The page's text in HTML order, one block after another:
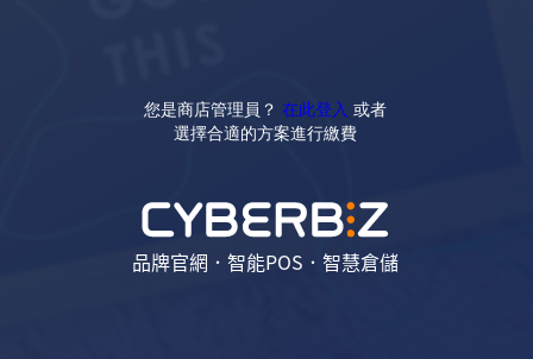
您是商店管理員？ 在此登入 或者
選擇合適的方案進行繳費